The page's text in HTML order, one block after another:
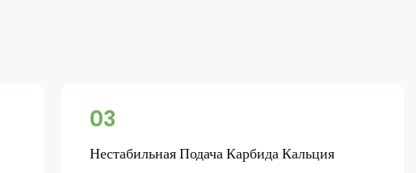
03
Нестабильная Подача Карбида Кальция